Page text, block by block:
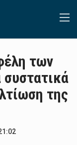
των
της